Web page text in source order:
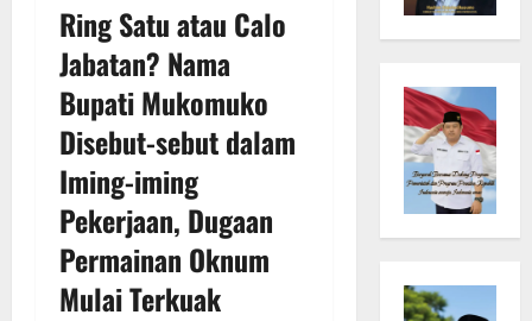
Ring Satu atau Calo
Jabatan? Nama
Bupati Mukomuko
Disebut-sebut dalam
Iming-iming
Pekerjaan, Dugaan
Permainan Oknum
Mulai Terkuak